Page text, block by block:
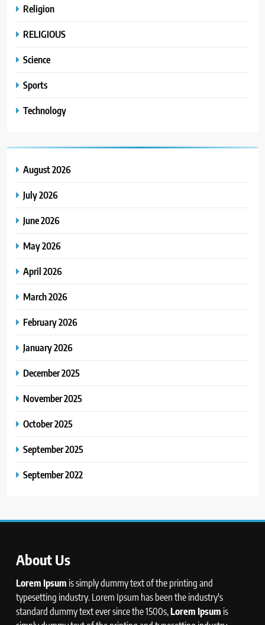
Religion
RELIGIOUS
Science
Sports
Technology
August 2026
July 2026
June 2026
May 2026
April 2026
March 2026
February 2026
January 2026
December 2025
November 2025
October 2025
September 2025
September 2022
About Us
Lorem Ipsum is simply dummy text of the printing and
typesetting industry. Lorem Ipsum has been the industry's
standard dummy text ever since the 1500s,Lorem Ipsum is